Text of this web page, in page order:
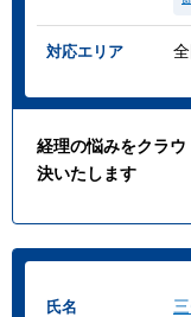
対応エリア
経理の悩みをクラ
決いたします
氏名